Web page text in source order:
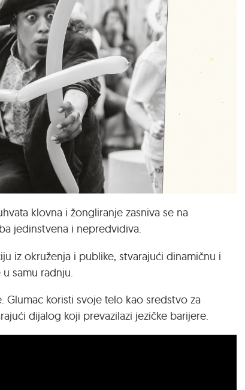
klovna i žongliranje zasniva se na
jedinstvena i nepredvidiva.
iz okruženja i publike, stvarajući dinamičnu i
samu radnju.
Glumac koristi svoje telo kao sredstvo za
dijalog koji prevazilazi jezičke barijere.